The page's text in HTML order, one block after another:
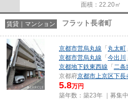
面積：22.20㎡
賃貸｜マンション フラット長者町
京都市営烏丸線 「 丸太町
京都市営烏丸線 「 今出川
京都地下鉄東西線 「 二条
京都府京都市上京区下長
5.8万円
築年数：築23年 ｜募集中